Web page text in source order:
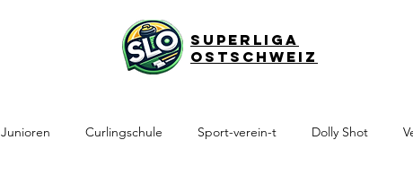
Superliga
Ostschweiz
Junioren Curlingschule Sport-verein-t Dolly Shot